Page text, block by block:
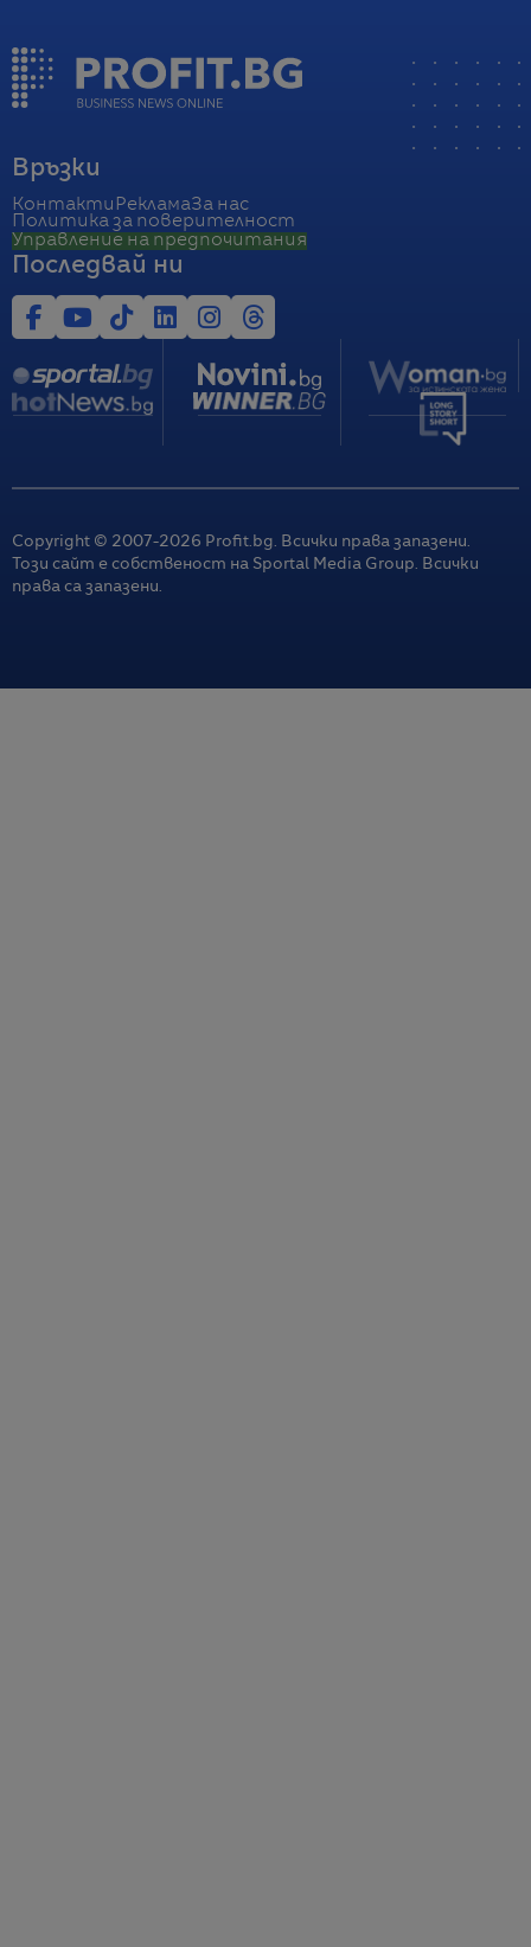
Връзки
Контакти РекламаЗа нас
Политика за поверителност
Управление на предпочитания
Последвай ни
Copyright © 2007-2026 Profit.bg. Всички права запазени.
Този сайт е собственост на Sportal Media Group. Всички
права са запазени.